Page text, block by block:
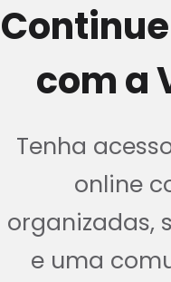
com a
Tenha
online
organizadas,
e uma